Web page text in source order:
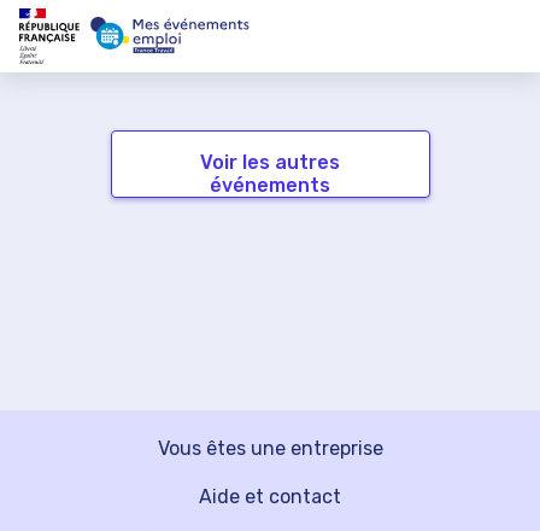
Voir les autres
événements
Vous êtes une entreprise
Aide et contact